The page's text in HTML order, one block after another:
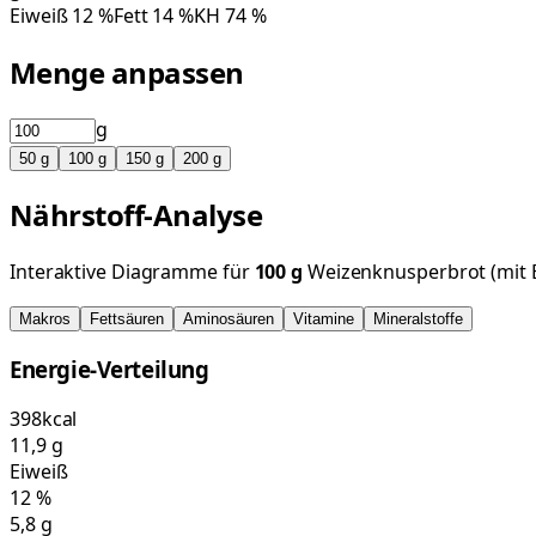
Eiweiß12%Fett14%KH 74%
Menge anpassen
g
50 g 100 g 150 g 200 g
Nährstoff-Analyse
Interaktive Diagramme für 100g Weizenknusperbrot (mit
Makros Fettsäuren Aminosäuren Vitamine Mineralstoffe
Energie-Verteilung
398kcal
11,9g
Eiweiß
12%
5,8g